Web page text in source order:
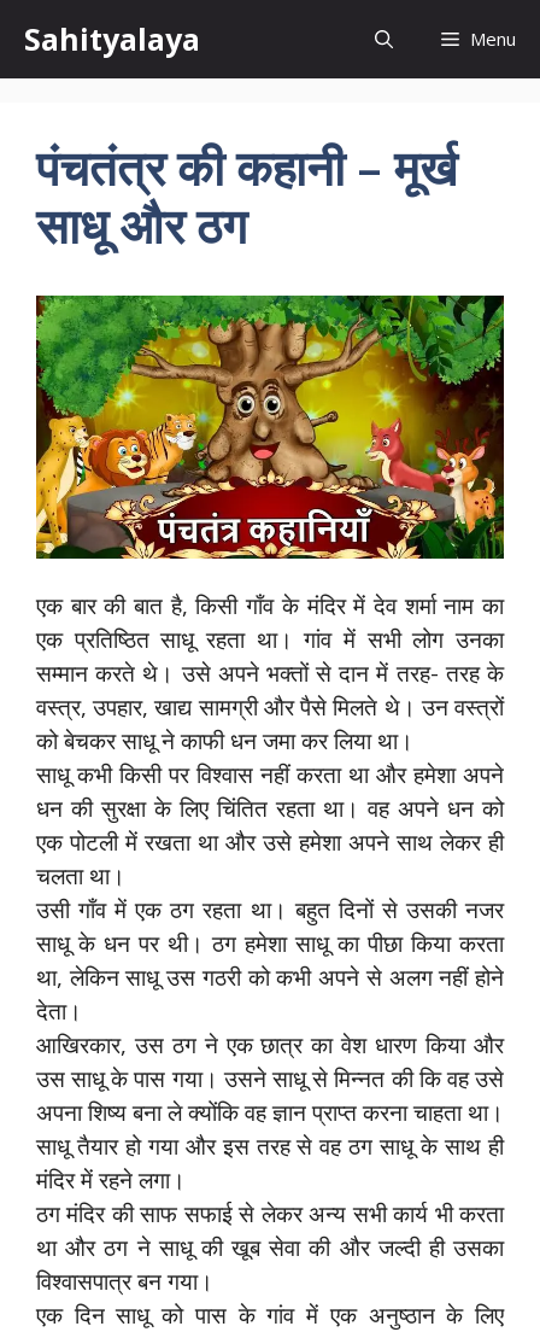
content
Sahityalaya Menu
पंचतंत्र की कहानी – मूर्ख
साधू और ठग
एक बार की बात है, किसी गाँव के मंदिर में देव शर्मा नाम का
एक प्रतिष्ठित साधू रहता था। गांव में सभी लोग उनका
सम्मान करते थे। उसे अपने भक्तों से दान में तरह- तरह के
वस्त्र, उपहार, खाद्य सामग्री और पैसे मिलते थे। उन वस्त्रों
को बेचकर साधू ने काफी धन जमा कर लिया था।
साधू कभी किसी पर विश्वास नहीं करता था और हमेशा अपने
धन की सुरक्षा के लिए चिंतित रहता था। वह अपने धन को
एक पोटली में रखता था और उसे हमेशा अपने साथ लेकर ही
चलता था।
उसी गाँव में एक ठग रहता था। बहुत दिनों से उसकी नजर
साधू के धन पर थी। ठग हमेशा साधू का पीछा किया करता
था, लेकिन साधू उस गठरी को कभी अपने से अलग नहीं होने
देता।
आखिरकार, उस ठग ने एक छात्र का वेश धारण किया और
उस साधू के पास गया। उसने साधू से मिन्नत की कि वह उसे
अपना शिष्य बना ले क्योंकि वह ज्ञान प्राप्त करना चाहता था।
साधू तैयार हो गया और इस तरह से वह ठग साधू के साथ ही
मंदिर में रहने लगा।
ठग मंदिर की साफ सफाई से लेकर अन्य सभी कार्य भी करता
था और ठग ने साधू की खूब सेवा की और जल्दी ही उसका
विश्वासपात्र बन गया।
एक दिन साधू को पास के गांव में एक अनुष्ठान के लिए